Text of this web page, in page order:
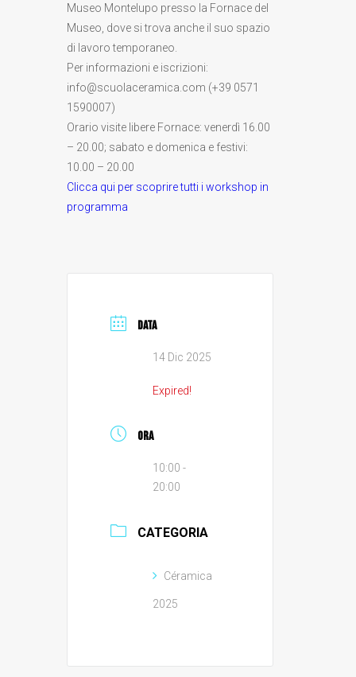
Museo Montelupo presso la Fornace del
Museo, dove si trova anche il suo spazio
di lavoro temporaneo.
Per informazioni e iscrizioni:
info@scuolaceramica.com (+39 0571
1590007)
Orario visite libere Fornace: venerdì 16.00
– 20.00; sabato e domenica e festivi:
10.00 – 20.00
Clicca qui per scoprire tutti i workshop in
programma
DATA
14 Dic 2025
Expired!
ORA
10:00 -
20:00
CATEGORIA
Céramica
2025